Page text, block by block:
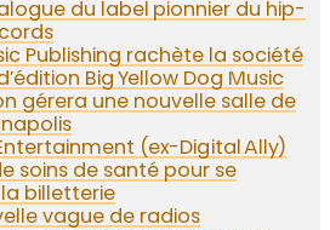
du label pionnier du hip-
Publishing rachète la société
Big Yellow Dog Music
gérera une nouvelle salle de
(ex-Digital Ally)
soins de santé pour se
billetterie
vague de radios